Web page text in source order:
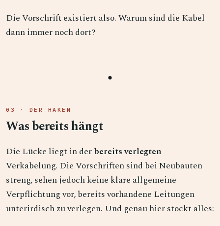
Die Vorschrift existiert also. Warum sind die Kabel
dann immer noch dort?
03 · DER HAKEN
Was bereits hängt
Die Lücke liegt in derbereits verlegten
Verkabelung. Die Vorschriften sind bei Neubauten
streng, sehen jedoch keine klare allgemeine
Verpflichtung vor, bereits vorhandene Leitungen
unterirdisch zu verlegen. Und genau hier stockt alles: